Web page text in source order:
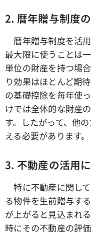
2. 暦年贈与制度
暦年贈与制度を活
最大限に使うことは
単位の財産を持つ場
り効果はほとんど期
の基礎控除を毎年使
けでは全体的な財産
す。したがって、他
える必要があります。
3. 不動産の活用
特に不動産に関し
る物件を生前贈与す
が上がると見込まれ
時にその不動産の評